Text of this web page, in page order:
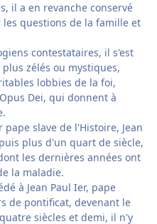
il a en revanche conservé
questions de la famille et
contestataires, il s'est
zélés ou mystiques,
lobbies de la foi,
Dei, qui donnent à
pape slave de l'Histoire, Jean
plus d'un quart de siècle,
les dernières années ont
la maladie.
à Jean Paul Ier, pape
de pontificat, devenant le
siècles et demi, il n'y